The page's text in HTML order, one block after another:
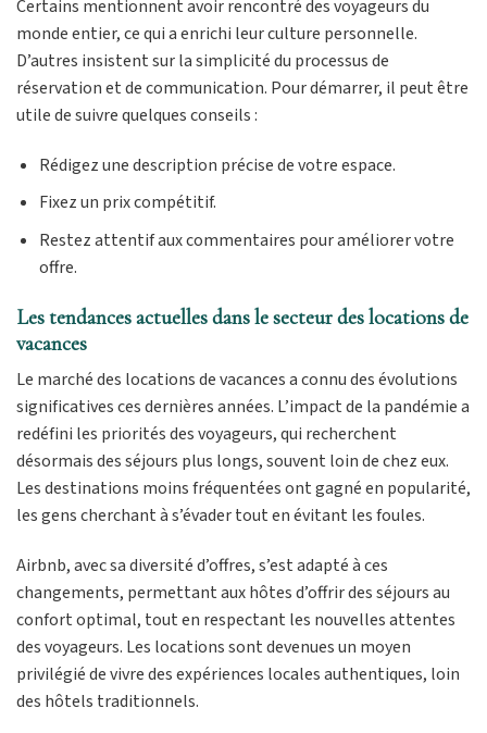
Certains mentionnent avoir rencontré des voyageurs du
monde entier, ce qui a enrichi leur culture personnelle.
D’autres insistent sur la simplicité du processus de
réservation et de communication. Pour démarrer, il peut être
utile de suivre quelques conseils :
Rédigez une description précise de votre espace.
Fixez un prix compétitif.
Restez attentif aux commentaires pour améliorer votre
offre.
Les tendances actuelles dans le secteur des locations de
vacances
Le marché des locations de vacances a connu des évolutions
significatives ces dernières années. L’impact de la pandémie a
redéfini les priorités des voyageurs, qui recherchent
désormais des séjours plus longs, souvent loin de chez eux.
Les destinations moins fréquentées ont gagné en popularité,
les gens cherchant à s’évader tout en évitant les foules.
Airbnb, avec sa diversité d’offres, s’est adapté à ces
changements, permettant aux hôtes d’offrir des séjours au
confort optimal, tout en respectant les nouvelles attentes
des voyageurs. Les locations sont devenues un moyen
privilégié de vivre des expériences locales authentiques, loin
des hôtels traditionnels.